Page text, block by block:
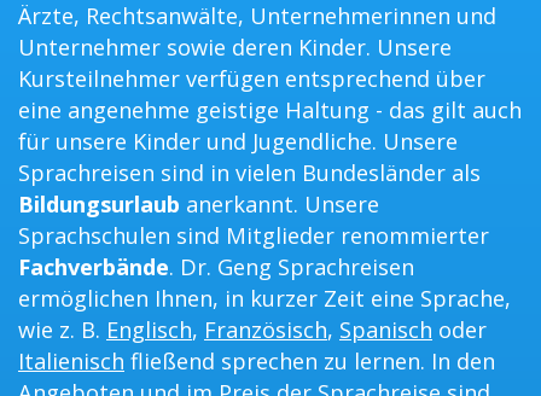
Ärzte, Rechtsanwälte, Unternehmerinnen und
Unternehmer sowie deren Kinder. Unsere
Kursteilnehmer verfügen entsprechend über
eine angenehme geistige Haltung - das gilt auch
für unsere Kinder und Jugendliche. Unsere
Sprachreisen sind in vielen Bundesländer als
Bildungsurlaub anerkannt. Unsere
Sprachschulen sind Mitglieder renommierter
Fachverbände. Dr. Geng Sprachreisen
ermöglichen Ihnen, in kurzer Zeit eine Sprache,
wie z. B. Englisch, Französisch, Spanisch oder
Italienisch fließend sprechen zu lernen. In den